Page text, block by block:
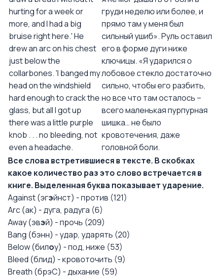
hurting for a week or
more, and I had a big
bruise right here.' He
drew an arc on his chest
just below the
collarbones. 'I banged my
head on the windshield
hard enough to crack the
glass, but all I got up
there was a little purple
knob . . . no bleeding, not
even a headache.
груди неделю или более, и
прямо там у меня был
сильный ушиб». Руль оставил
его в форме дуги ниже
ключицы. «Я ударился о
лобовое стекло достаточно
сильно, чтобы его разбить,
но все что там осталось –
всего маленькая пурпурная
шишка… не было
кровотечения, даже
головной боли.
Все слова встретившиеся в тексте. В скобках
какое количество раз это слово встречается в
книге. Выделенная буква показывает ударение.
Against (эгэйнст) - против (121)
Arc (ак) - дуга, радуга (6)
Away (эвэй) - прочь (209)
Bang (бэнн) - удар, ударять (20)
Below (билоу) - под, ниже (53)
Bleed (блид) - кровоточить (9)
Breath (брэС) - дыхание (59)